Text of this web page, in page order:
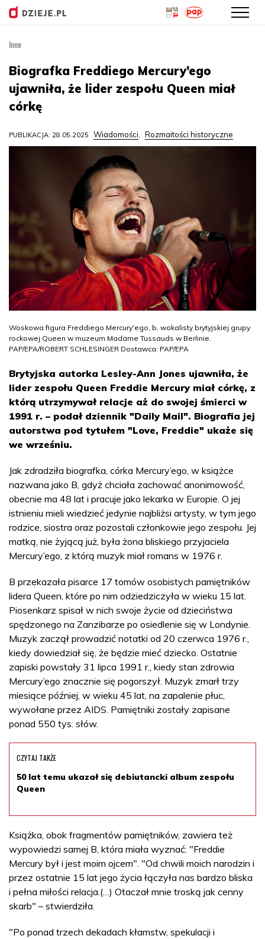
treści
Inne
Biografka Freddiego Mercury’ego
ujawniła, że lider zespołu Queen miał
córkę
PUBLIKACJA: 28.05.2025 Wiadomości, Rozmaitości historyczne
Woskowa figura Freddiego Mercury'ego, b. wokalisty brytyjskiej grupy
rockowej Queen w muzeum Madame Tussauds w Berlinie.
PAP/EPA/ROBERT SCHLESINGER Dostawca: PAP/EPA
Brytyjska autorka Lesley-Ann Jones ujawniła, że
lider zespołu Queen Freddie Mercury miał córkę, z
którą utrzymywał relacje aż do swojej śmierci w
1991 r. – podał dziennik "Daily Mail". Biografia jej
autorstwa pod tytułem "Love, Freddie" ukaże się
we wrześniu.
Jak zdradziła biografka, córka Mercury’ego, w książce
nazwana jako B, gdyż chciała zachować anonimowość,
obecnie ma 48 lat i pracuje jako lekarka w Europie. O jej
istnieniu mieli wiedzieć jedynie najbliżsi artysty, w tym jego
rodzice, siostra oraz pozostali członkowie jego zespołu. Jej
matką, nie żyjącą już, była żona bliskiego przyjaciela
Mercury’ego, z którą muzyk miał romans w 1976 r.
B przekazała pisarce 17 tomów osobistych pamiętników
lidera Queen, które po nim odziedziczyła w wieku 15 lat.
Piosenkarz spisał w nich swoje życie od dzieciństwa
spędzonego na Zanzibarze po osiedlenie się w Londynie.
Muzyk zaczął prowadzić notatki od 20 czerwca 1976 r.,
kiedy dowiedział się, że będzie mieć dziecko. Ostatnie
zapiski powstały 31 lipca 1991 r., kiedy stan zdrowia
Mercury’ego znacznie się pogorszył. Muzyk zmarł trzy
miesiące później, w wieku 45 lat, na zapalenie płuc,
wywołane przez AIDS. Pamiętniki zostały zapisane
ponad 550 tys. słów.
CZYTAJ TAKŻE
50 lat temu ukazał się debiutancki album zespołu
Queen
Książka, obok fragmentów pamiętników, zawiera też
wypowiedzi samej B, która miała wyznać: "Freddie
Mercury był i jest moim ojcem". "Od chwili moich narodzin i
przez ostatnie 15 lat jego życia łączyła nas bardzo bliska
i pełna miłości relacja.(…) Otaczał mnie troską jak cenny
skarb" – stwierdziła.
"Po ponad trzech dekadach kłamstw, spekulacji i